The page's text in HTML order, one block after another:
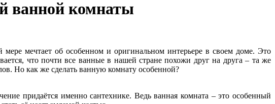
ванной комнаты
мечтает об особенном и оригинальном интерьере в своем доме. Это
что почти все ванные в нашей стране похожи друг на друга – та же
Но как же сделать ванную комнату особенной?
придаётся именно сантехнике. Ведь ванная комната – это особенный